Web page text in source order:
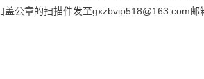
公章的扫描件发至gxzbvip518@163.com邮